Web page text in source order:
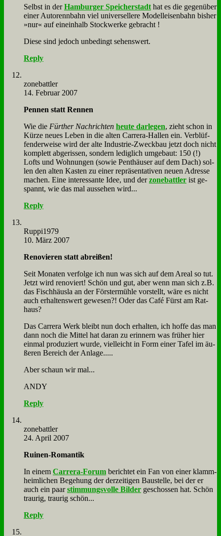
Selbst in derHam­bur­ger Spei­cher­stadt hat es die ge­gen­über
ei­ner Au­to­renn­bahn viel uni­ver­sel­le­re Mo­dell­ei­sen­bahn bis­her
»nur« auf ein­ein­halb Stock­wer­ke ge­bracht !
Die­se sind je­doch un­be­dingt se­hens­wert.
Reply
zone­batt­ler
14. Februar 2007
Pen­nen statt Ren­nen
Wie die Für­ther Nach­rich­ten heu­te dar­le­gen, zieht schon in
Kür­ze neu­es Le­ben in die al­ten Car­rera-Hal­len ein. Ver­blüf­
fen­der­wei­se wird der al­te In­du­strie-Zweck­bau jetzt doch nicht
kom­plett ab­ge­ris­sen, son­dern le­dig­lich um­ge­baut: 150 (!)
Lofts und Woh­nun­gen (so­wie Pent­häu­ser auf dem Dach) sol­
len den al­ten Ka­sten zu ei­ner re­prä­sen­ta­ti­ven neu­en Adres­se
ma­chen. Ei­ne in­ter­es­san­te Idee, und derzone­batt­ler ist ge­
spannt, wie das mal aus­se­hen wird...
Reply
Ruppi1979
10. März 2007
Re­no­vie­ren statt ab­rei­ßen!
Seit Mo­na­ten ver­fol­ge ich nun was sich auf dem Are­al so tut.
Jetzt wird re­no­viert! Schön und gut, aber wenn man sich z.B.
das Fisch­häus­la an der För­ster­müh­le vor­stellt, wä­re es nicht
auch er­hal­tens­wert ge­we­sen?! Oder das Ca­fé Fürst am Rat­
haus?
Das Car­rera Werk bleibt nun doch er­hal­ten, ich hof­fe das man
dann noch die Mit­tel hat dar­an zu er­in­nern was frü­her hier
ein­mal pro­du­ziert wur­de, viel­leicht in Form ei­ner Ta­fel im äu­
ße­ren Be­reich der An­la­ge.....
Aber schaun wir mal...
ANDY
Reply
zone­batt­ler
24. April 2007
Rui­nen-Ro­man­tik
In ei­nem Car­rera-Fo­rum be­rich­tet ein Fan von ei­ner klamm­
heim­li­chen Be­ge­hung der der­zei­ti­gen Bau­stel­le, bei der er
auch ein paarstim­mungs­vol­le Bil­der ge­schos­sen hat. Schön
trau­rig, trau­rig schön...
Reply